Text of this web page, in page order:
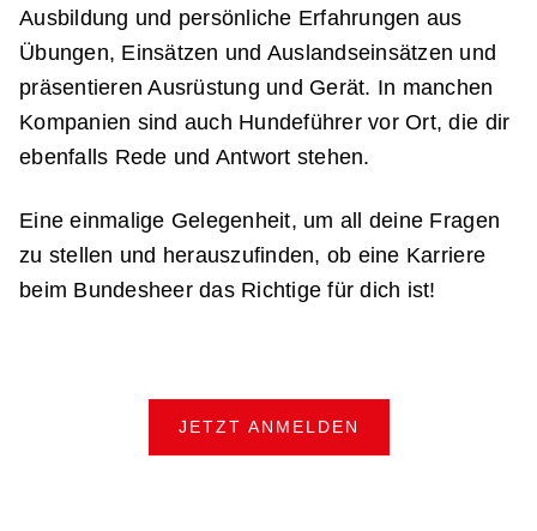
Ausbildung und persönliche Erfahrungen aus
Übungen, Einsätzen und Auslandseinsätzen und
präsentieren Ausrüstung und Gerät. In manchen
Kompanien sind auch Hundeführer vor Ort, die dir
ebenfalls Rede und Antwort stehen.
Eine einmalige Gelegenheit, um all deine Fragen
zu stellen und herauszufinden, ob eine Karriere
beim Bundesheer das Richtige für dich ist!
JETZT ANMELDEN